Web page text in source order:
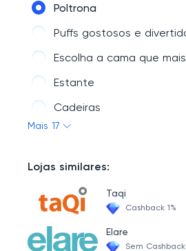
Poltrona
Estante
Cadeiras
Office
Conjunto Mesa e Cadeira
Mais 17
Lojas similares:
Taqi
Cashback 1%
Elare
Sem Cashback